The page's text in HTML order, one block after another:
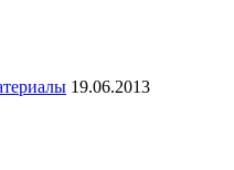
19.06.2013